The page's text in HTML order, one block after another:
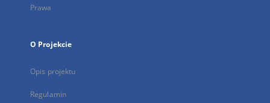
Prawa
O Projekcie
Opis projektu
Regulamin